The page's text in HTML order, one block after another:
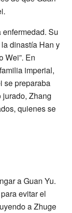
Su
dinastía Han y
Wei”. En
imperial,
se preparaba
jurado, Zhang
quienes se
a Guan Yu.
evitar el
a Zhuge